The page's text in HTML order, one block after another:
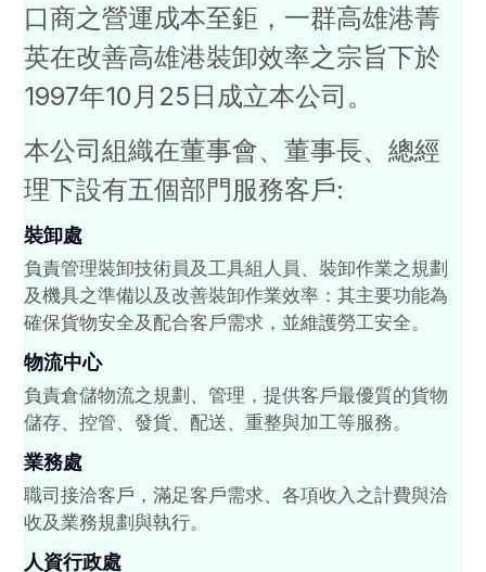
口商之營運成本至鉅，一群高雄港菁
英在改善高雄港裝卸效率之宗旨下於
1997年10月25日 成立本公司。
本公司組織在董事會、董事長、總經
理下設有五個部門服務客戶:
裝卸處
負責管理裝卸技術員及工具組人員、裝卸作業之規劃
及機具之準備以及改善裝卸作業效率：其主要功能為
確保貨物安全及配合客戶需求，並維護勞工安全。
物流中心
負責倉儲物流之規劃、管理，提供客戶最優質的貨物
儲存、控管、發貨、配送、重整與加工等服務。
業務處
職司接洽客戶，滿足客戶需求、各項收入之計費與洽
收及業務規劃與執行。
人資行政處